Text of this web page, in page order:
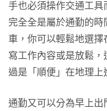
手也必須操作交通工
完全全是屬於通勤的
車，你可以輕鬆地選
寫工作內容或是放鬆
過是「順便」在地理上
通勤又可以分為早上